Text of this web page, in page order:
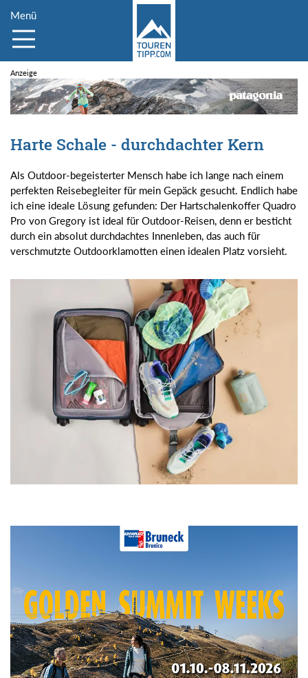
Menü
Harte Schale - durchdachter Kern
Als Outdoor-begeisterter Mensch habe ich lange nach einem
perfekten Reisebegleiter für mein Gepäck gesucht. Endlich habe
ich eine ideale Lösung gefunden: Der Hartschalenkoffer Quadro
Pro von Gregory ist ideal für Outdoor-Reisen, denn er besticht
durch ein absolut durchdachtes Innenleben, das auch für
verschmutzte Outdoorklamotten einen idealen Platz vorsieht.